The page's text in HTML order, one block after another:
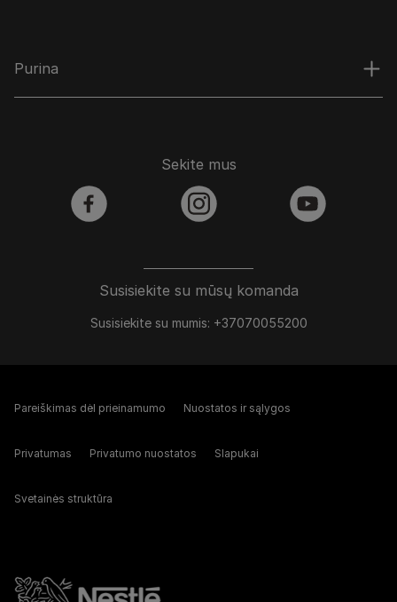
Purina
Susisiekite su mūsų komanda
Susisiekite su mumis: +37070055200
Sekite mus
facebook instagram youtube
Pareiškimas dėl prieinamumo Nuostatos ir sąlygos
Privatumas Privatumo nuostatos Slapukai
Svetainės struktūra